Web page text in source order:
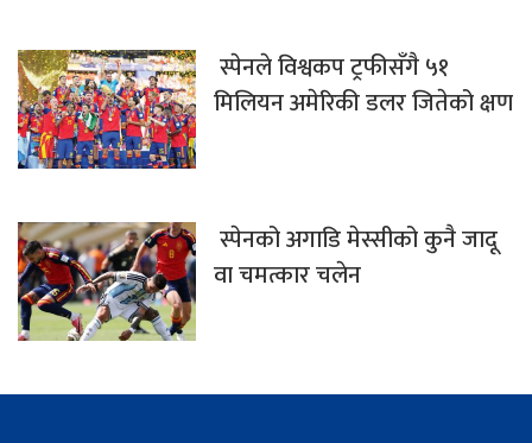
स्पेनले विश्वकप ट्रफीसँगै ५१
मिलियन अमेरिकी डलर जितेको क्षण
स्पेनको अगाडि मेस्सीको कुनै जादू
वा चमत्कार चलेन